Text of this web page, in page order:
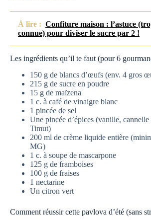
À lire : Confiture maison : l’astuce
connue) pour diviser le sucre par 2 !
Les ingrédients qu’il te faut (pour 6
150 g de blancs d’œufs (env. 4 gros
215 g de sucre en poudre
15 g de maïzena
1 c. à café de vinaigre blanc
1 pincée de sel
Une pincée d’épices (vanille, cannelle
Timut)
200 ml de crème liquide entière
MG)
1 c. à soupe de mascarpone
125 g de framboises
100 g de fraises
1 nectarine
Un citron vert
Comment réussir cette pavlova d’été (sans